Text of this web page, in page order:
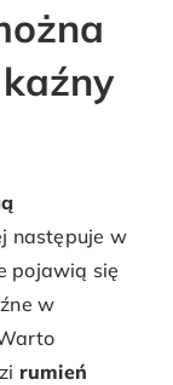
następuje w
pojawią się
w
rumień